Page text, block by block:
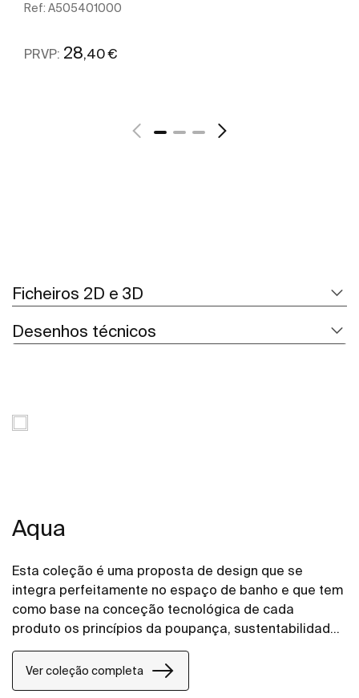
Ref: A505401000
PRVP: 28,40 €
Ficheiros 2D e 3D
Desenhos técnicos
Aqua
Esta coleção é uma proposta de design que se
integra perfeitamente no espaço de banho e que tem
como base na conceção tecnológica de cada
produto os princípios da poupança, sustentabilidade
e integração.
Ver coleção completa